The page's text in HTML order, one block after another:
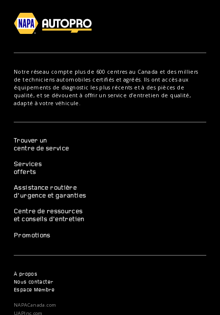
Notre réseau compte plus de 600 centres au Canada et des milliers
de techniciens automobiles certifiés et agréés. Ils ont accès aux
équipements de diagnostic les plus récents et à des pièces de
qualité, et se dévouent à offrir un service d’entretien de qualité,
adapté à votre véhicule.
Trouver un
centre de service
Services
offerts
Assistance routière
d’urgence et garanties
Centre de ressources
et conseils d’entretien
Promotions
À propos
Nous contacter
Espace Membre
NAPACanada.com
UAPInc.com